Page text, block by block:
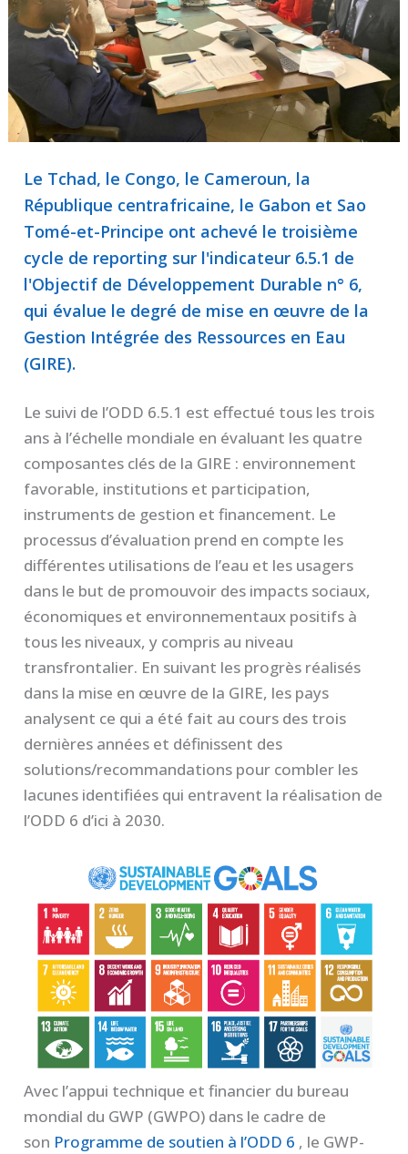
Le Tchad, le Congo, le Cameroun, la
République centrafricaine, le Gabon et Sao
Tomé-et-Principe ont achevé le troisième
cycle de reporting sur l'indicateur 6.5.1 de
l'Objectif de Développement Durable n° 6,
qui évalue le degré de mise en œuvre de la
Gestion Intégrée des Ressources en Eau
(GIRE).
Le suivi de l’ODD 6.5.1 est effectué tous les trois
ans à l’échelle mondiale en évaluant les quatre
composantes clés de la GIRE : environnement
favorable, institutions et participation,
instruments de gestion et financement. Le
processus d’évaluation prend en compte les
différentes utilisations de l’eau et les usagers
dans le but de promouvoir des impacts sociaux,
économiques et environnementaux positifs à
tous les niveaux, y compris au niveau
transfrontalier. En suivant les progrès réalisés
dans la mise en œuvre de la GIRE, les pays
analysent ce qui a été fait au cours des trois
dernières années et définissent des
solutions/recommandations pour combler les
lacunes identifiées qui entravent la réalisation de
l’ODD 6 d’ici à 2030.
Avec l’appui technique et financier du bureau
mondial du GWP (GWPO) dans le cadre de
son Programme de soutien à l’ODD 6 , le GWP-